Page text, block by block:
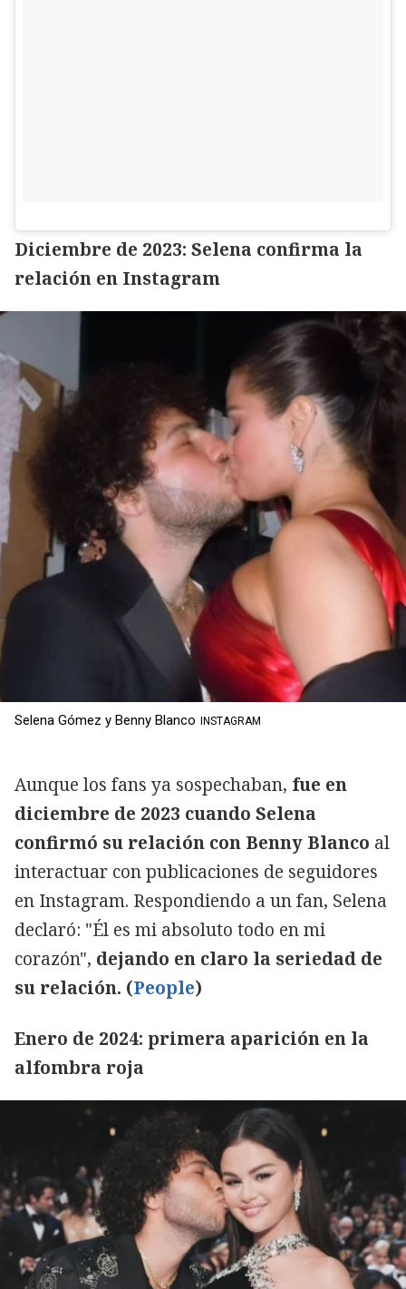
Diciembre de 2023: Selena confirma la
relación en Instagram
Selena Gómez y Benny Blanco INSTAGRAM
Aunque los fans ya sospechaban, fue en
diciembre de 2023 cuando Selena
confirmó su relación con Benny Blanco al
interactuar con publicaciones de seguidores
en Instagram. Respondiendo a un fan, Selena
declaró: "Él es mi absoluto todo en mi
corazón", dejando en claro la seriedad de
su relación. (People)
Enero de 2024: primera aparición en la
alfombra roja